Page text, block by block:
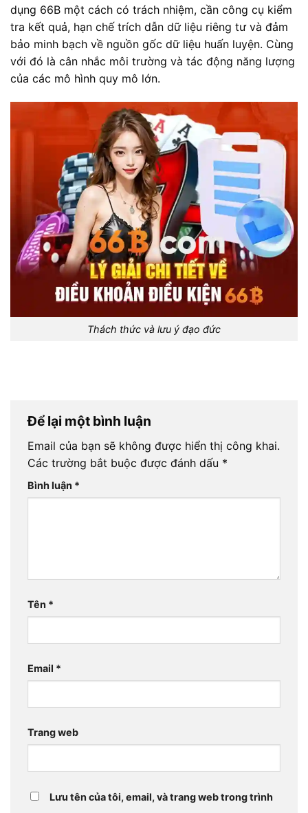
dụng 66B một cách có trách nhiệm, cần công cụ kiểm
tra kết quả, hạn chế trích dẫn dữ liệu riêng tư và đảm
bảo minh bạch về nguồn gốc dữ liệu huấn luyện. Cùng
với đó là cân nhắc môi trường và tác động năng lượng
của các mô hình quy mô lớn.
Thách thức và lưu ý đạo đức
Để lại một bình luận
Email của bạn sẽ không được hiển thị công khai.
Các trường bắt buộc được đánh dấu *
Bình luận *
Tên *
Email *
Trang web
Lưu tên của tôi, email, và trang web trong trình